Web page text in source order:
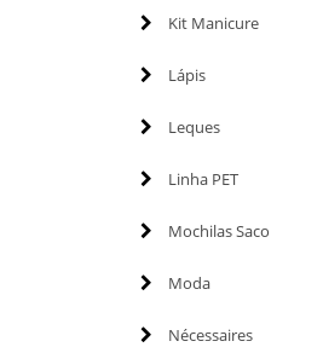
Kit Manicure
Lápis
Leques
Linha PET
Mochilas Saco
Moda
Nécessaires